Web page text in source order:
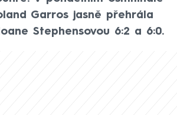
Garros jasně přehrála
Stephensovou 6:2 a 6:0.